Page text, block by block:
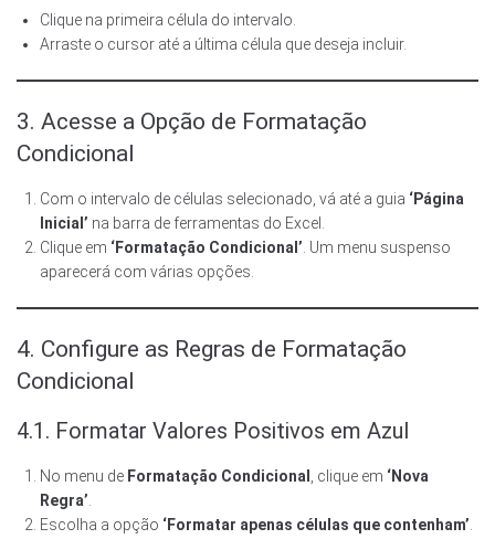
Clique na primeira célula do intervalo.
Arraste o cursor até a última célula que deseja incluir.
3. Acesse a Opção de Formatação
Condicional
Com o intervalo de células selecionado, vá até a guia ‘Página
Inicial’ na barra de ferramentas do Excel.
Clique em ‘Formatação Condicional’. Um menu suspenso
aparecerá com várias opções.
4. Configure as Regras de Formatação
Condicional
4.1. Formatar Valores Positivos em Azul
No menu de Formatação Condicional , clique em ‘Nova
Regra’.
Escolha a opção ‘Formatar apenas células que contenham’.